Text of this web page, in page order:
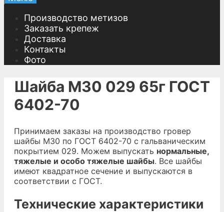
Производство метизов
Заказать крепеж
Доставка
Контакты
Фото
Шайба М30 029 65г ГОСТ
6402-70
Принимаем заказы на производство гровер
шайбы М30 по ГОСТ 6402-70 с гальваническим
покрытием 029. Можем выпускать нормальные,
тяжелые и особо тяжелые шайбы. Все шайбы
имеют квадратное сечение и выпускаются в
соответствии с ГОСТ.
Технические характеристики